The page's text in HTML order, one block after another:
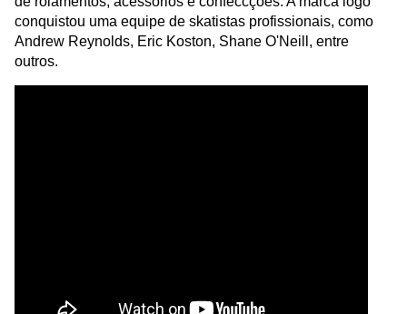
conquistou uma equipe de skatistas profissionais, como
Andrew Reynolds, Eric Koston, Shane O'Neill, entre
outros.